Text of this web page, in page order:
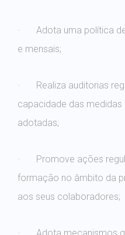
· Adota uma política de
e mensais;
· Realiza auditorias
capacidade das
adotadas;
· Promove ações
formação no âmbito da
aos seus colaboradores;
· Adota mecanismos